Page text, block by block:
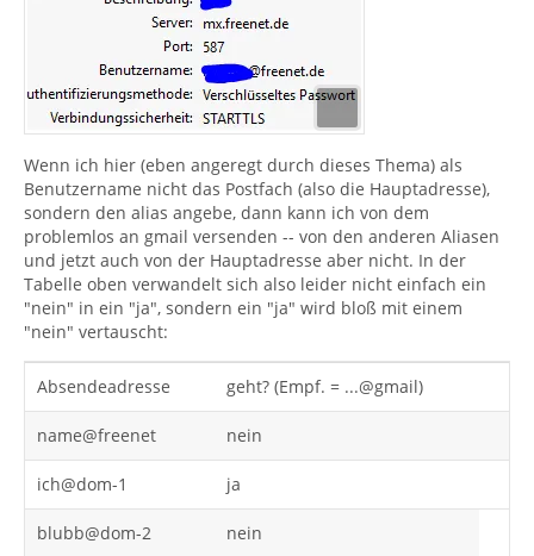
Wenn ich hier (eben angeregt durch dieses Thema) als
Benutzername nicht das Postfach (also die Hauptadresse),
sondern den alias angebe, dann kann ich von dem
problemlos an gmail versenden -- von den anderen Aliasen
und jetzt auch von der Hauptadresse aber nicht. In der
Tabelle oben verwandelt sich also leider nicht einfach ein
"nein" in ein "ja", sondern ein "ja" wird bloß mit einem
"nein" vertauscht:
Absendeadresse geht? (Empf. = ...@gmail)
name@freenet nein
ich@dom-1 ja
blubb@dom-2 nein